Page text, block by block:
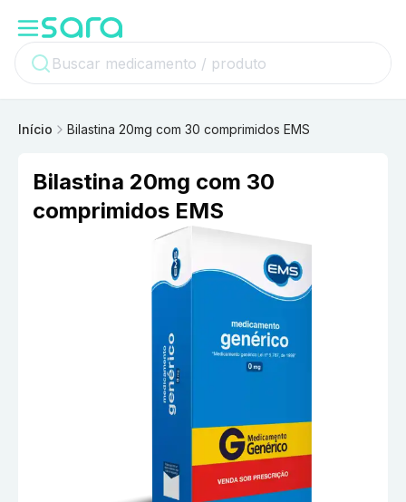
Início Bilastina 20mg com 30 comprimidos EMS
Bilastina 20mg com 30
comprimidos EMS